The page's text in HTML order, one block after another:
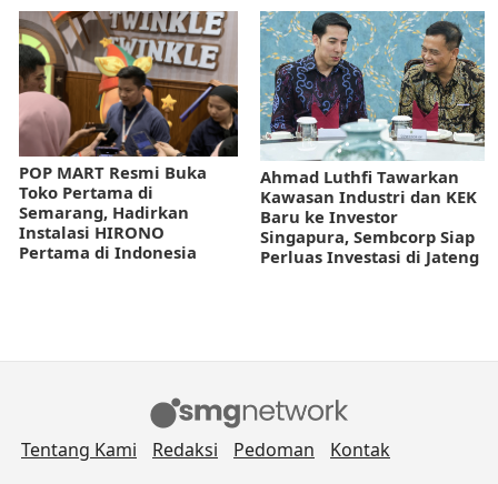
POP MART Resmi Buka
Toko Pertama di
Semarang, Hadirkan
Instalasi HIRONO
Pertama di Indonesia
Ahmad Luthfi Tawarkan
Kawasan Industri dan KEK
Baru ke Investor
Singapura, Sembcorp Siap
Perluas Investasi di Jateng
Tentang Kami Redaksi Pedoman Kontak